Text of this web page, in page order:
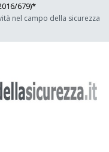
679)*
nel campo della sicurezza